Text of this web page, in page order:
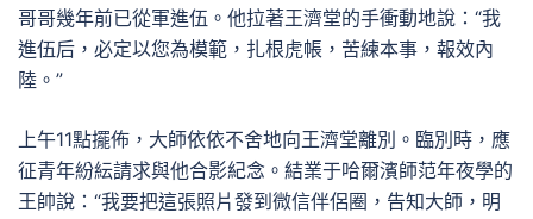
哥哥幾年前已從軍進伍。他拉著王濟堂的手衝動地說：“我
進伍后，必定以您為模範，扎根虎帳，苦練本事，報效內
陸。”
上午11點擺佈，大師依依不舍地向王濟堂離別。臨別時，應
征青年紛紜請求與他合影紀念。結業于哈爾濱師范年夜學的
王帥說：“我要把這張照片發到微信伴侶圈，告知大師，明